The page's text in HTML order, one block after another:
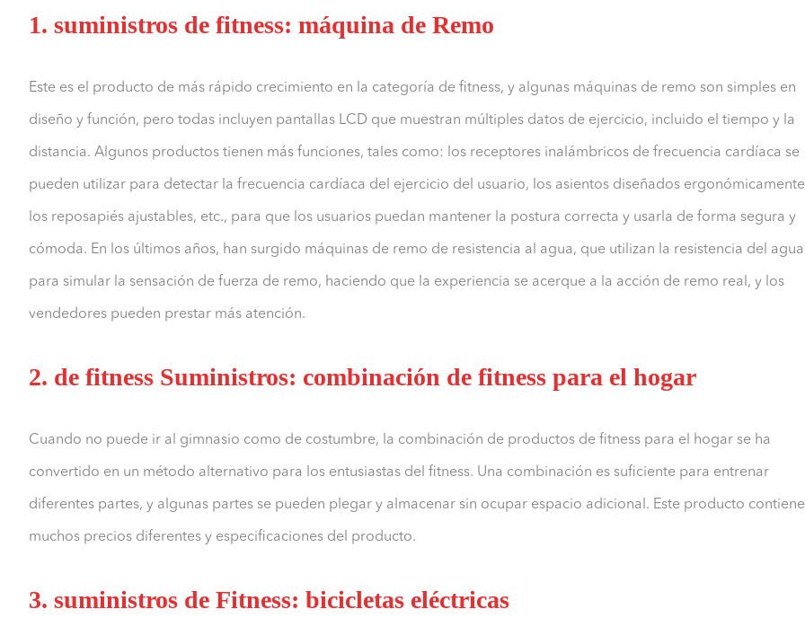
1. suministros de fitness: máquina de Remo
Este es el producto de más rápido crecimiento en la categoría de fitness, y algunas máquinas de remo son simples en
diseño y función, pero todas incluyen pantallas LCD que muestran múltiples datos de ejercicio, incluido el tiempo y la
distancia. Algunos productos tienen más funciones, tales como: los receptores inalámbricos de frecuencia cardíaca se
pueden utilizar para detectar la frecuencia cardíaca del ejercicio del usuario, los asientos diseñados
los reposapiés ajustables, etc., para que los usuarios puedan mantener la postura correcta y usarla de forma segura y
cómoda. En los últimos años, han surgido máquinas de remo de resistencia al agua, que utilizan la resistencia del agua
para simular la sensación de fuerza de remo, haciendo que la experiencia se acerque a la acción de remo real, y los
vendedores pueden prestar más atención.
2. de fitness Suministros: combinación de fitness para el hogar
Cuando no puede ir al gimnasio como de costumbre, la combinación de productos de fitness para el hogar se ha
convertido en un método alternativo para los entusiastas del fitness. Una combinación es suficiente para entrenar
diferentes partes, y algunas partes se pueden plegar y almacenar sin ocupar espacio adicional. Este producto contiene
muchos precios diferentes y especificaciones del producto.
3. suministros de Fitness: bicicletas eléctricas